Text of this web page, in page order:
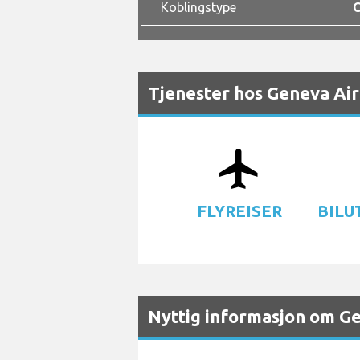
Koblingstype
Tjenester hos Geneva
airplanemode_active
FLYREISER
Nyttig informasjon om